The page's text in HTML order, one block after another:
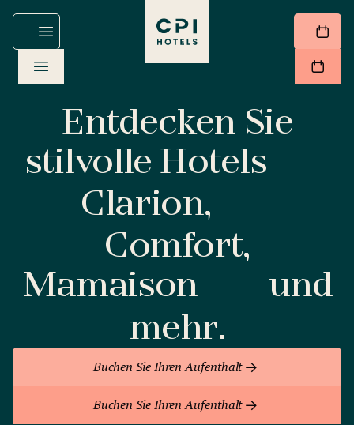
Entdecken Sie
stilvolle Hotels
Clarion,
Comfort,
Mamaison
und
mehr.
Buchen Sie Ihren Aufenthalt
Buchen Sie Ihren Aufenthalt